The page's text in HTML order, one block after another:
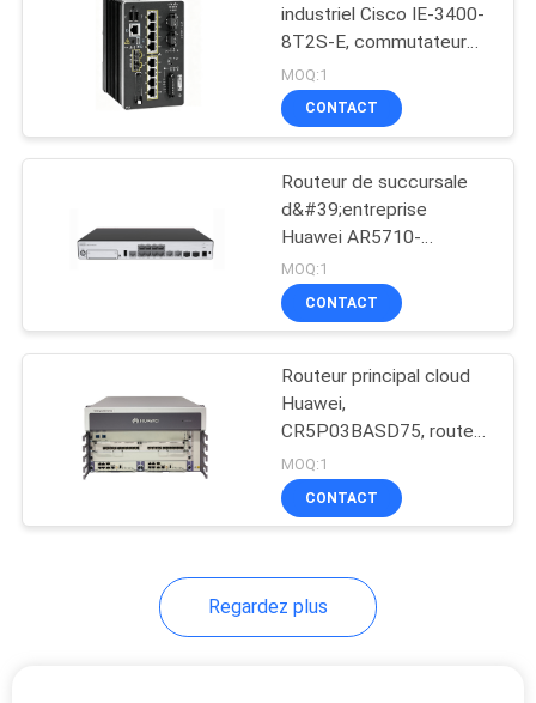
Commutateurs de
réseau de Huawei
Points finaux de
vidéoconférence
Téléphone d'IP de
industriel Cisco IE-3400-
8T2S-E, commutateur
administrable Gigabit à 8
ports avec 2 liaisons
montantes SFP
MOQ:1
CONTACT
Routeur de succursale
d&#39;entreprise
Huawei AR5710-
H8T2TS1
MOQ:1
CONTACT
Routeur principal cloud
Huawei,
CR5P03BASD75, routeur
NE40E-X3A, 2 MPU/2
alimentation CC/aucun
logiciel
MOQ:1
CONTACT
Regardez plus